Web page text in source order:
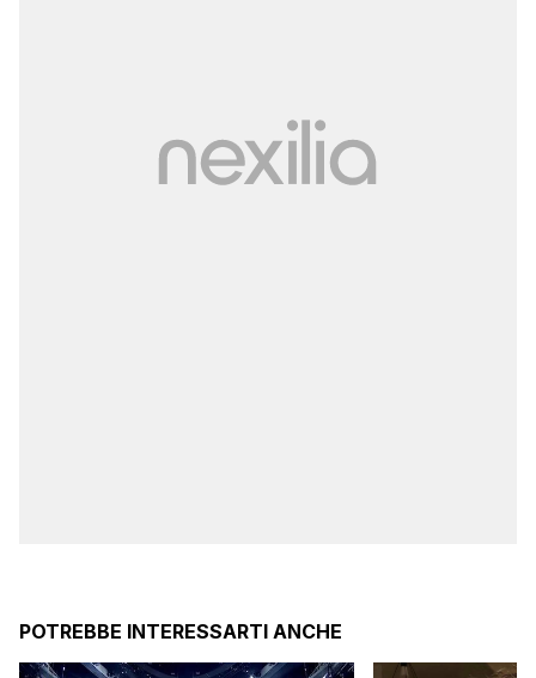
POTREBBE INTERESSARTI ANCHE